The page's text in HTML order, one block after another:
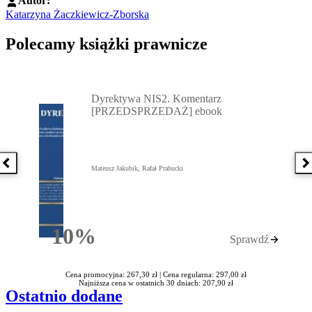
Katarzyna Żaczkiewicz-Zborska
Polecamy książki prawnicze
Poprzednia książka
10%Rabatu
Dyrektywa NIS2. Komentarz
[PRZEDSPRZEDAŻ] ebook
Mateusz Jakubik, Rafał Prabucki
Sprawdź
Cena promocyjna: 267,30 zł | Cena regularna: 297,00 zł
Najniższa cena w ostatnich 30 dniach: 207,90 zł
Ostatnio dodane